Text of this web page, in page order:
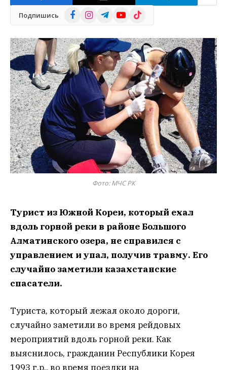
Подпишись FacebookInstagramTelegramYouTube
TikTok
Фото: МЧС РК
Турист из Южной Кореи, который ехал
вдоль горной реки в районе Большого
Алматинского озера, не справился с
управлением и упал, получив травму. Его
случайно заметили казахстанские
спасатели.
Туриста, который лежал около дороги,
случайно заметили во время рейдовых
мероприятий вдоль горной реки. Как
выяснилось, гражданин Республики Корея
1993 г.р., во время поездки на